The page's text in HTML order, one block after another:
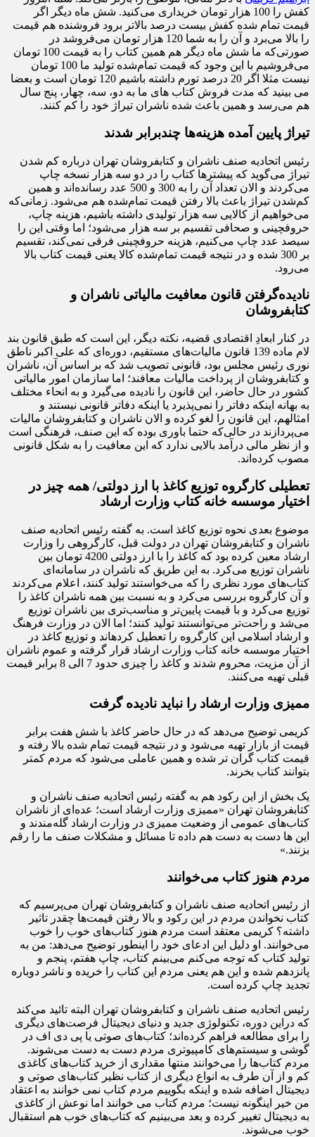
کفش را 100 هزار تومان خریداری می‌کنید. شش ماه دیگر اگر
قیمت تمام شده کفش بیست درصد بالاتر برود فروشنده هم قیمت
را بالا می‌برد و آن را به شما 120 هزار تومان می‌فروشد در
صورتی‌که ما شش ماه دیگر هم همین کتاب را به قیمت 100 تومان
می‌فروشیم با این وجود که قیمت تمام‌شده تولید ما 100 تومان
نیست مثلا اگر 20 درصد تورم داشته باشیم 120 تومان است و بعضا
می بینید که مدت فروش کتاب های ما به دو، سه، چهار، پنج سال
هم می‌رسد و همین باعث شده ناشران تیراژ خود را کم کنند.
تیراژ پایین آمده هزینه‌ها چندبرابر شدند
رئیس اتحادیه صنف ناشران و کتابفروشان تهران درباره کم شدن
تیراژ می‌گوید که پیشترها کتاب را در دو سه هزار نسخه چاپ
می‌کردند و الان تعداد آن را به 300 و 500 عدد رسانده‌اند و همین
کم‌شدن تیراژ باعث بالا رفتن قیمت تمام‌شده هم می‌شود. زمانی‌که
می‌خواهیم از کالایی سه هزار تولیدی داشته باشیم، هزینه چاپ،
حروفچینی و صحافی تقسیم بر سه هزار می‌شود؛ اما وقتی این را
سیصد عدد چاپ می‌کنیم، هزینه حروفچینی فرقی نمی‌کند، تقسیم
بر 300 شده و در نتیجه قیمت تمام‌شده کالا یعنی قیمت کتاب بالا
می‌رود.
نادیده‌گرفتن قانون معافیت مالیاتی ناشران و
کتابفروشان
در کنار ابعادِ اقتصادی قضیه، نکته دیگر، این است که طبق قانون بند
لام ماده 139 قانون مالیات‌های مستقیم، دوره‌ای که علی اکبر ناطق
نوری رئیس مجلس بود، قانونی تصویب شد که بر اساس آن، ناشران
و کتابفروشان از پرداخت مالیات معافند؛ اما سازمان امور مالیاتی
کشور در حال حاضر، این قانون را نادیده می‌گیرد و به انحاء مختلف
به بهانه اینکه دفاتر را نمی‌پذیرد یا اینکه دفاتر قانونی نیستند و
امثالهم، این قانون را لغو کرده و الان ناشران و کتابفروشان مالیات
می‌پردازند در حالی‌که حتما باوری بوده که این صنف، فرهنگی است
و از نظر مالی درآمد بالایی ندارد که این معافیت را به شکل قانونی
مصوب کرده‌اند.
تعطیلی کارگروه توزیع کاغذ با ارز دولتی/ همه چیز در
اختیار موسسه خانه کتاب وزارت ارشاد
موضوع بعدی نحوه توزیع کاغذ است. به گفته رئیس اتحادیه صنف
ناشران و کتابفروشان تهران در دولت قبل، کارگروهی را وزارت
ارشاد معین کرده بود که کاغذ را با ارز دولتی 4200 تومان بین
ناشران توزیع می‌کرد. به این طریق که ناشران در سامانه‌ای
کتاب‌های مورد نظری را که می‌خواستند تولید کنند، اعلام می‌کردند
و آن کارگروه بررسی می‌کرد و به نسبت بین همه ناشران کاغذ را
توزیع می‌کرد و با قیمت پایین‌تر و مناسب‌تری بین ناشران توزیع
می‌شد و راحت‌تر می‌توانستند تولید کنند؛ اما الان در وزارت فرهنگ
و ارشاد اسلامی این کارگروه را تعطیل کرده‎اند و توزیع کاغذ در
اختیار موسسه خانه کتاب وزارت ارشاد قرار گرفته و عموم ناشران
از آن مزیت، محروم شدند و کاغذ را چیزی حدود 7 الی 8 برابر قیمت
قبلی تهیه می‌کنند.
ممیزی وزارت ارشاد را نباید نادیده گرفت
کریمی توضیح می‌دهد که در حال حاضر کاغذ با شش هفت برابر
قیمت از بازار تهیه می‌شود و در نتیجه قیمت تمام شده بالا رفته و
قیمت کتاب گران تر شده و همین عاملی می‌شود که مردم کمتر
بتوانند کتاب بخرند.
یک بخش از این رکود هم به گفته رئیس اتحادیه صنف ناشران و
کتابفروشان تهران «ممیزی وزارت ارشاد است؛ عده‌ای از ناشران
کتاب‌های عمومی از وضعیت ممیزی در وزارت ارشاد گله‌مندند و
این ها دست به دست هم داده تا مسائل و مشکلات صنف ما را رقم
بزنند.»
مردم هنوز کتاب می‌خوانند
از رئیس اتحادیه صنف ناشران و کتابفروشان تهران می‌پرسیم که
کتاب‌ نخواندن مردم در این رکود و بالا رفتن قیمت‌ها چقدر تاثیر
داشته؟ کریمی معتقد است مردم هنوز کتاب‌های خوب را خوب
می‌خوانند. او دلیل این ادعای خود را اینطور توضیح می‌دهد: من به
تولید کتاب که توجه می‌کنم می‌بینم کتاب، چاپ هفتم، پنجم و
پانزدهم شده و این هم یعنی مردم این کتاب را خریده و ناشر دوباره
تجدید چاپ کرده است.
رئیس اتحادیه صنف ناشران و کتابفروشان تهران البته تائید می‌کند
که دراین دوره، تکنولوژی جدید و دنیای دیجیتال فرصت‌های دیگری
را برای مطالعه فراهم کرده‌اند؛ کتاب‌های صوتی یا پی دی اف در
گوشی و سیستم‌های کامپیوتری مردم دست به دست می‌شوند.
مردم کتاب‌ها را می‌خوانند منتها مقداری از خرید کتاب‌های کاغذی
کم و از آن طرف به انواع دیگری از کتاب نظیر کتاب‌های صوتی و
دیجیتال اضافه شده و اینکه بگوییم مردم کتاب نمی خوانند به اعتقاد
من خیر اینگونه نیست؛ مردم کتاب می خوانند اما نوعش از کاغذی
به دیجیتال تغییر کرده و بعد می‌بینیم که کتاب‌های خوب هم استقبال
خوب می‌شوند.